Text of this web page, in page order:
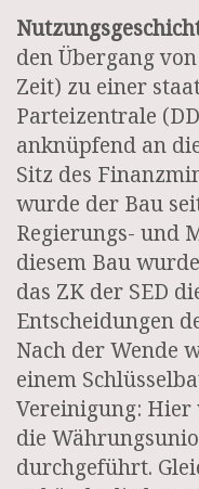
den Übergang
Zeit) zu einer
Parteizentrale
anknüpfend an
Sitz des
wurde der Bau
Regierungs- und
diesem Bau
das ZK der SED
Entscheidungen
Nach der Wende
einem
Vereinigung:
die
durchgeführt.